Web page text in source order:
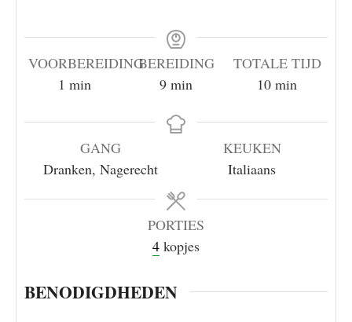
VOORBEREIDING
1 minuut
min
BEREIDING
9minuten
min
TOTALE TIJD
10minuten
min
GANG
Dranken, Nagerecht
KEUKEN
Italiaans
PORTIES
4 kopjes
BENODIGDHEDEN